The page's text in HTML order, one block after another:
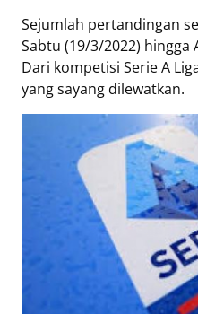
Sejumlah pertandingan
Sabtu (19/3/2022) hingga
Dari kompetisi Serie A
yang sayang dilewatkan.
Wisata
Eduaksi
Info
Terkini
Network
Republika
ID
ihram.republika.co.id
rejabar.republika.co.id